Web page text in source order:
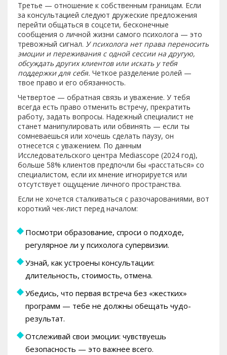
Третье — отношение к собственным границам. Если
за консультацией следуют дружеские предложения
перейти общаться в соцсети, бесконечные
сообщения о личной жизни самого психолога — это
тревожный сигнал. У психолога нет права переносить
эмоции и переживания с одной сессии на другую,
обсуждать других клиентов или искать у тебя
поддержки для себя. Четкое разделение ролей —
твое право и его обязанность.
Четвертое — обратная связь и уважение. У тебя
всегда есть право отменить встречу, прекратить
работу, задать вопросы. Надежный специалист не
станет манипулировать или обвинять — если ты
сомневаешься или хочешь сделать паузу, он
отнесется с уважением. По данным
Исследовательского центра Mediascope (2024 год),
больше 58% клиентов предпочли бы «расстаться» со
специалистом, если их мнение игнорируется или
отсутствует ощущение личного пространства.
Если не хочется сталкиваться с разочарованиями, вот
короткий чек-лист перед началом:
Посмотри образование, спроси о подходе,
регулярное ли у психолога супервизии.
Узнай, как устроены консультации:
длительность, стоимость, отмена.
Убедись, что первая встреча без «жестких»
программ — тебе не должны обещать чудо-
результат.
Отслеживай свои эмоции: чувствуешь
безопасность — это важнее всего.